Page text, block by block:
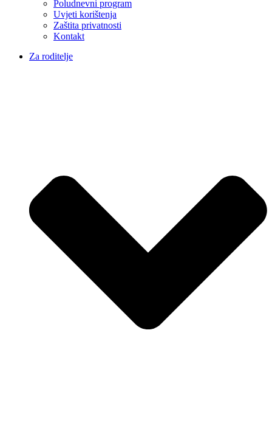
Poludnevni program
Uvjeti korištenja
Zaštita privatnosti
Kontakt
Za roditelje